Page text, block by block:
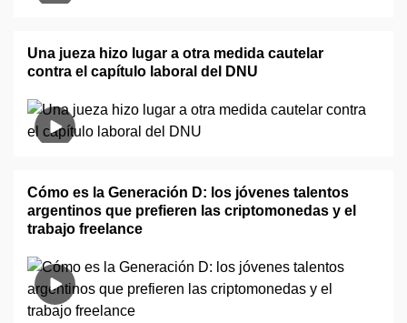
Una jueza hizo lugar a otra medida cautelar
contra el capítulo laboral del DNU
Cómo es la Generación D: los jóvenes talentos
argentinos que prefieren las criptomonedas y el
trabajo freelance